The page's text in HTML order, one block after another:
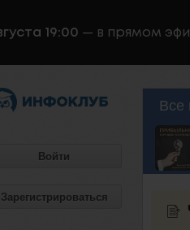
19:00 — в прямом
Войти
Зарегистрироваться
Все